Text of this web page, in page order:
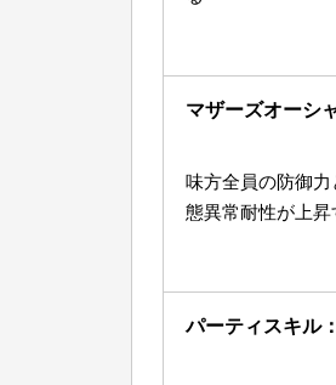
マザーズオーシ
味方全員の防御
態異常耐性が上
パーティスキル